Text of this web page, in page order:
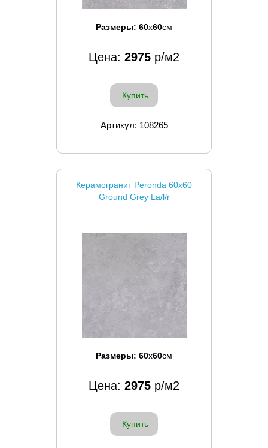
Размеры: 60x60см
Цена: 2975 р/м2
Купить
Артикул: 108265
Керамогранит Peronda 60x60
Ground Grey La/l/r
Размеры: 60x60см
Цена: 2975 р/м2
Купить